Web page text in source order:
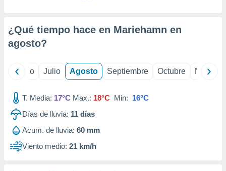
¿Qué tiempo hace en Mariehamn en
agosto?
Junio Julio Agosto Septiembre Octubre
T. Media: 17°C Max.: 18°C Min: 16°C
Días de lluvia: 11 días
Acum. de lluvia: 60 mm
Viento medio: 21 km/h